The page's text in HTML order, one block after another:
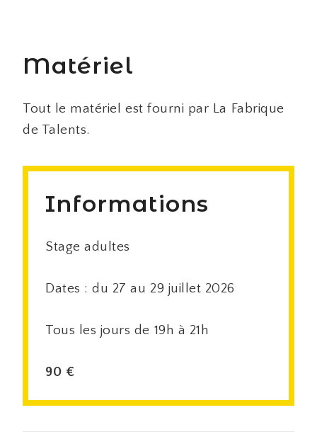
Matériel
Tout le matériel est fourni par La Fabrique
de Talents.
Informations
Stage adultes
Dates : du 27 au 29 juillet 2026
Tous les jours de 19h à 21h
90 €